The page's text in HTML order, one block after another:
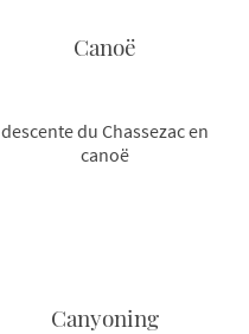
Canoë
descente du Chassezac en
canoë
Canyoning